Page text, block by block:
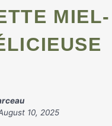
MIEL-
10, 2025